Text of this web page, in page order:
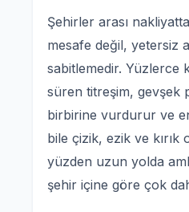
Şehirler arası
mesafe değil, yetersiz
sabitlemedir. Yüzlerce
süren titreşim, gevşek
birbirine vurdurur ve
bile çizik, ezik ve kırık
yüzden uzun yolda
şehir içine göre çok